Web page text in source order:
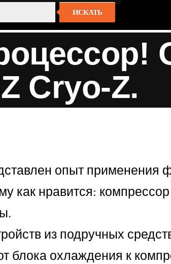
ИСКАТЬ
Cryo-Z.
опыт
как нравится:
из подручных
блока охлаждения к